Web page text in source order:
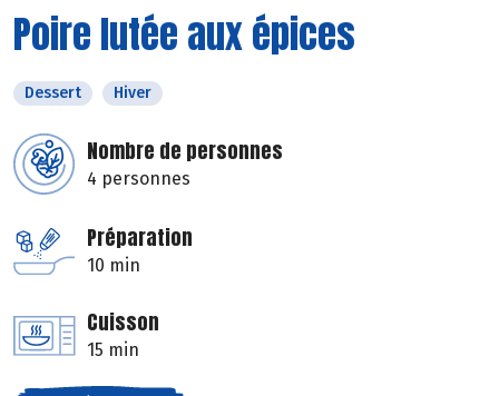
Poire lutée aux épices
Dessert Hiver
Nombre de personnes
4 personnes
Préparation
10 min
Cuisson
15 min